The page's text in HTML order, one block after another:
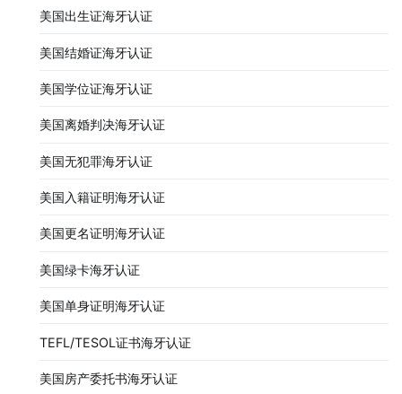
美国出生证海牙认证
美国结婚证海牙认证
美国学位证海牙认证
美国离婚判决海牙认证
美国无犯罪海牙认证
美国入籍证明海牙认证
美国更名证明海牙认证
美国绿卡海牙认证
美国单身证明海牙认证
TEFL/TESOL证书海牙认证
美国房产委托书海牙认证